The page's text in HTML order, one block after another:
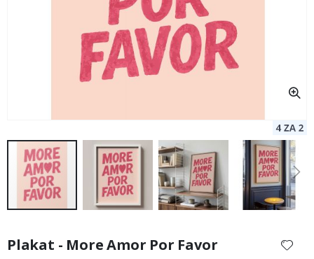
początek
Plakat - More Amor Por Favor